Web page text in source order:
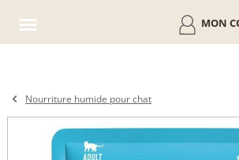
MON
Nourriture humide pour chat